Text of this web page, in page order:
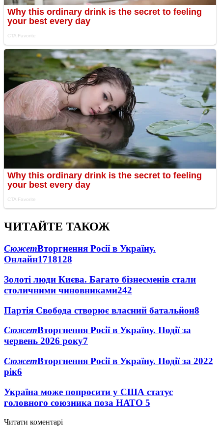
ЧИТАЙТЕ ТАКОЖ
СюжетВторгнення Росії в Україну.
Онлайн1718128
Золоті люди Києва. Багато бізнесменів стали
столичними чиновниками242
Партія Свобода створює власний батальйон8
СюжетВторгнення Росії в Україну. Події за
червень 2026 року7
СюжетВторгнення Росії в Україну. Події за 2022
рік6
Україна може попросити у США статус
головного союзника поза НАТО 5
Читати коментарі